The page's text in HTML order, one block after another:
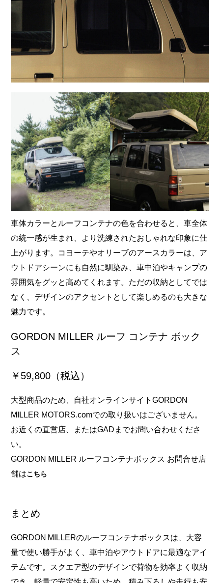
車体カラーとルーフコンテナの色を合わせると、車全体
の統一感が生まれ、より洗練されたおしゃれな印象に仕
上がります。コヨーテやオリーブのアースカラーは、ア
ウトドアシーンにも自然に馴染み、車中泊やキャンプの
雰囲気をグッと高めてくれます。ただの収納としてでは
なく、デザインのアクセントとして楽しめるのも大きな
魅力です。
GORDON MILLER ルーフ コンテナ ボック
ス
￥59,800（税込）
大型商品のため、自社オンラインサイトGORDON
MILLER MOTORS.comでの取り扱いはございません。
お近くの直営店、またはGADまでお問い合わせくださ
い。
GORDON MILLER ルーフコンテナボックス お問合せ店
舗はこちら
まとめ
GORDON MILLERのルーフコンテナボックスは、大容
量で使い勝手がよく、車中泊やアウトドアに最適なアイ
テムです。スクエア型のデザインで荷物を効率よく収納